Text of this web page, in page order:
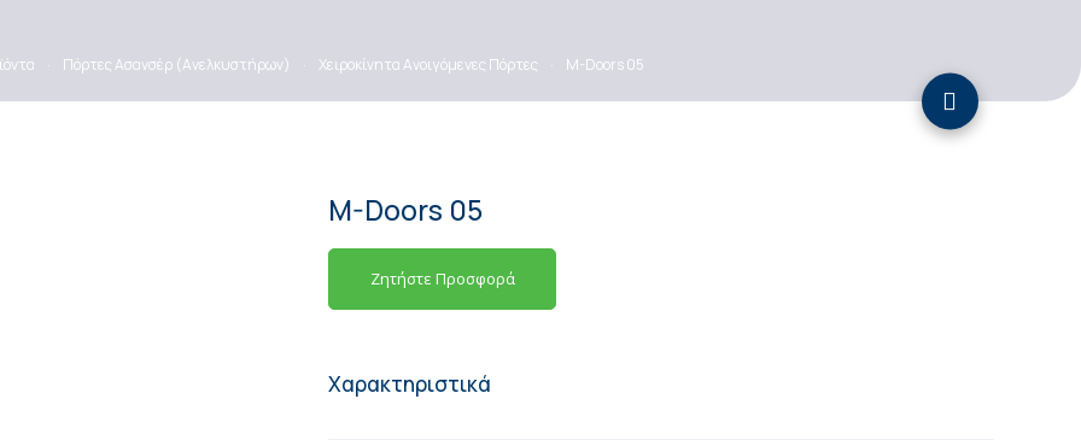
· Πόρτες Ασανσέρ (Ανελκυστήρων) · Χειροκίνητα Ανοιγόμενες Πόρτες · M-Doors 05
M-Doors 05
Ζητήστε Προσφορά
Χαρακτηριστικά